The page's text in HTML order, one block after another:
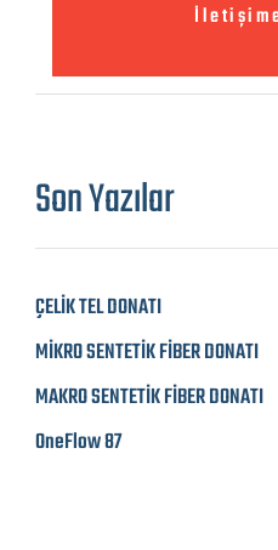
Son Yazılar
ÇELİK TEL DONATI
MİKRO SENTETİK FİBER DONATI
MAKRO SENTETİK FİBER DONATI
OneFlow 87